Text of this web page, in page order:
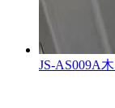
JS-AS009A